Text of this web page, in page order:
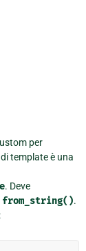
per
template è una
. Deve
from_string().
: